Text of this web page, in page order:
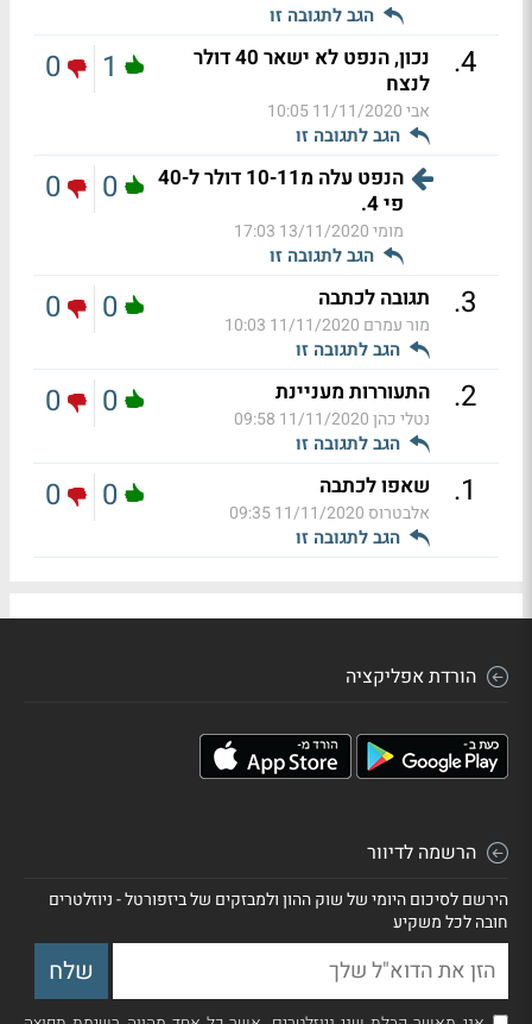
הגב לתגובה זו
4
.
נכון, הנפט לא ישאר 40 דולר
לנצח
אבי11/11/2020 10:05
הגב לתגובה זו
1
0
הנפט עלה מ10-11 דולר ל-40
פי 4.
מומי13/11/2020 17:03
הגב לתגובה זו
0
0
3
. תגובה לכתבה
מור עמרם 11/11/2020 10:03
הגב לתגובה זו
0
0
2
. התעוררות מעניינת
נטלי כהן11/11/2020 09:58
הגב לתגובה זו
0
0
1
. שאפו לכתבה
אלבטרוס 11/11/2020 09:35
הגב לתגובה זו
0
0
הורדת אפליקציה
הרשמה לדיוור
הירשם לסיכום היומי של שוק ההון ולמבזקים של ביזפורטל - ניוזלטרים
חובה לכל משקיע